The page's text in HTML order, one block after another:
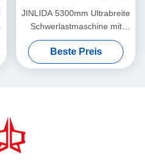
JINLIDA 5300mm Ultrabreite
Schwerlastmaschine mit
CNC-Gabion-Gittermaschine
für die Produktion von
sechsseckigen Drahtnetzen
Beste Preis